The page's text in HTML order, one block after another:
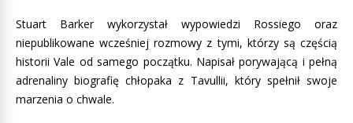
Stuart Barker wykorzystał wypowiedzi Rossiego oraz
niepublikowane wcześniej rozmowy z tymi, którzy są częścią
historii Vale od samego początku. Napisał porywającą i pełną
adrenaliny biografię chłopaka z Tavullii, który spełnił swoje
marzenia o chwale.